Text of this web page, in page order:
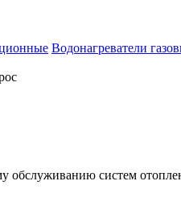
Водонагреватели
систем